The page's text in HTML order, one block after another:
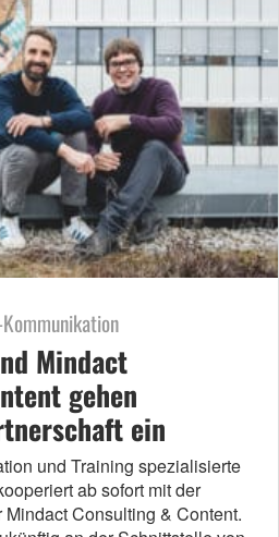
Mindact
gehen
ein
und Training spezialisierte
ab sofort mit der
Consulting & Content.